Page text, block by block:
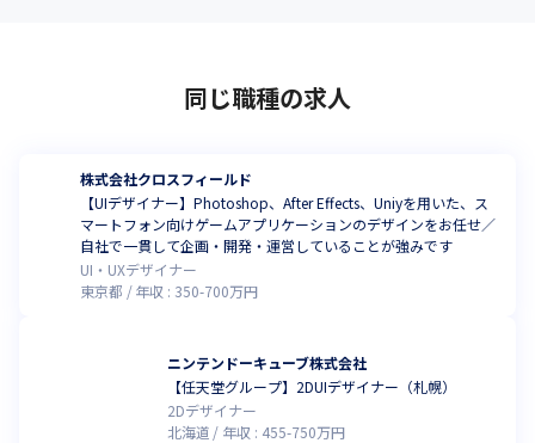
同じ職種の求人
株式会社クロスフィールド
【UIデザイナー】Photoshop、After Effects、Uniyを用いた、ス
マートフォン向けゲームアプリケーションのデザインをお任せ／
自社で一貫して企画・開発・運営していることが強みです
UI・UXデザイナー
東京都
年収 : 350-700万円
ニンテンドーキューブ株式会社
【任天堂グループ】2DUIデザイナー（札幌）
2Dデザイナー
北海道
年収 : 455-750万円